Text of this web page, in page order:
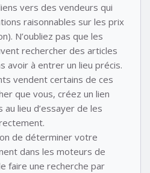
vers des vendeurs qui
raisonnables sur les prix
N’oubliez pas que les
rechercher des articles
avoir à entrer un lieu précis.
vendent certains de ces
que vous, créez un lien
lieu d’essayer de les
de déterminer votre
dans les moteurs de
faire une recherche par